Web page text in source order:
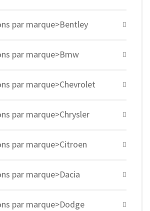
par marque>Bentley
par marque>Bmw
par marque>Chevrolet
par marque>Chrysler
par marque>Citroen
par marque>Dacia
par marque>Dodge